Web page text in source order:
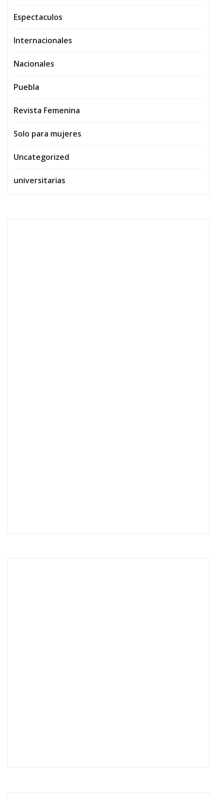
Espectaculos
Internacionales
Nacionales
Puebla
Revista Femenina
Solo para mujeres
Uncategorized
universitarias